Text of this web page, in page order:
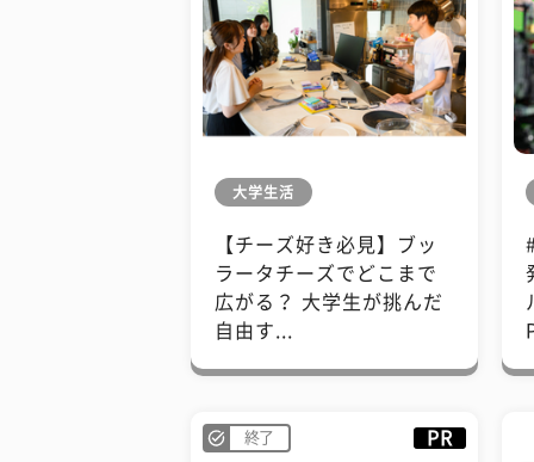
大学生活
【チーズ好き必見】ブッ
ラータチーズでどこまで
広がる？ 大学生が挑んだ
自由す...
終了 PR